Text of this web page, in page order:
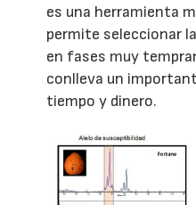
es una herramienta
permite seleccionar
en fases muy
conlleva un
tiempo y dinero.